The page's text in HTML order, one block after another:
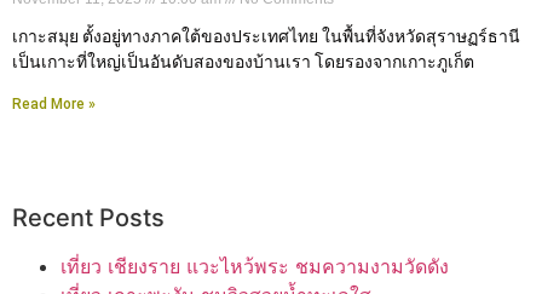
เกาะสมุย ตั้งอยู่ทางภาคใต้ของประเทศไทย ในพื้นที่จังหวัดสุราษฏร์ธานี
เป็นเกาะที่ใหญ่เป็นอันดับสองของบ้านเรา โดยรองจากเกาะภูเก็ต
Read More »
Recent Posts
เที่ยว เชียงราย แวะไหว้พระ ชมความงามวัดดัง